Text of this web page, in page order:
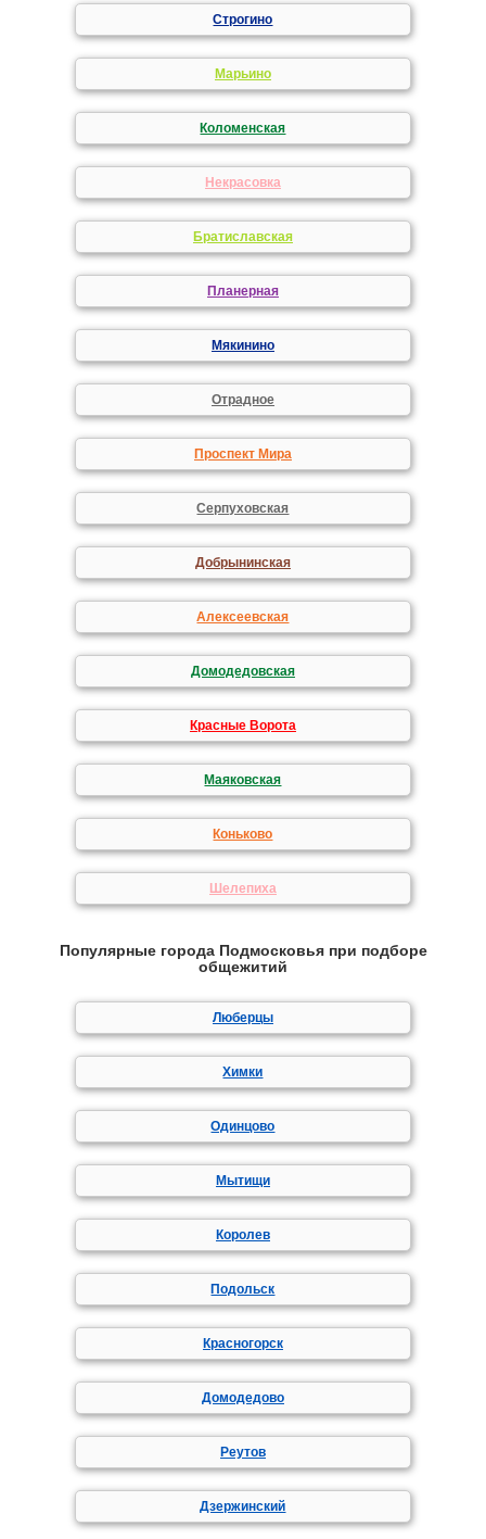
Строгино
Марьино
Коломенская
Некрасовка
Братиславская
Планерная
Мякинино
Отрадное
Проспект Мира
Серпуховская
Добрынинская
Алексеевская
Домодедовская
Красные Ворота
Маяковская
Коньково
Шелепиха
Популярные города Подмосковья при подборе
общежитий
Люберцы
Химки
Одинцово
Мытищи
Королев
Подольск
Красногорск
Домодедово
Реутов
Дзержинский